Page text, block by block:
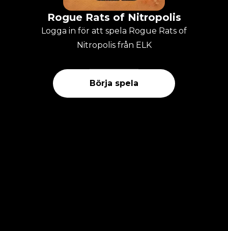
Rogue Rats of Nitropolis
Logga in för att spela Rogue Rats of
Nitropolis från ELK
Börja spela